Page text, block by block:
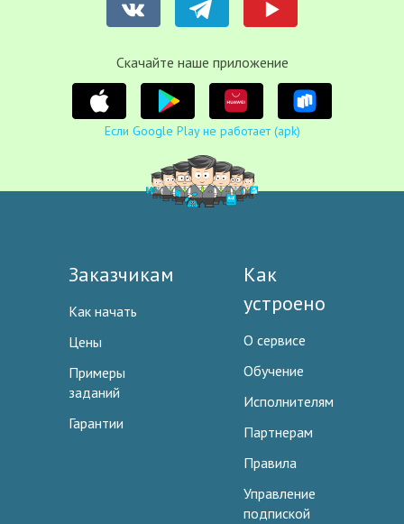
Cкачайте наше приложение
Если Google Play не работает (apk)
Заказчикам
Как начать
Цены
Примеры
заданий
Гарантии
Как
устроено
О сервисе
Обучение
Исполнителям
Партнерам
Правила
Управление
подпиской